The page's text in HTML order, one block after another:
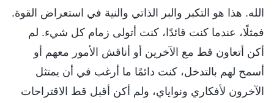
الله. هذا هو التكبر والبر الذاتي والنية في استعراض القوة.
فمثلًا، عندما كنت قائدًا، كنت أتولى زمام كل شيء. لم
أكن أتعاون قط مع الآخرين أو أناقش الأمور معهم أو
أسمح لهم بالتدخل، كنت دائمًا ما أرغب في أن يمتثل
الآخرون لأفكاري ونواياي، ولم أكن أقبل قط الاقتراحات